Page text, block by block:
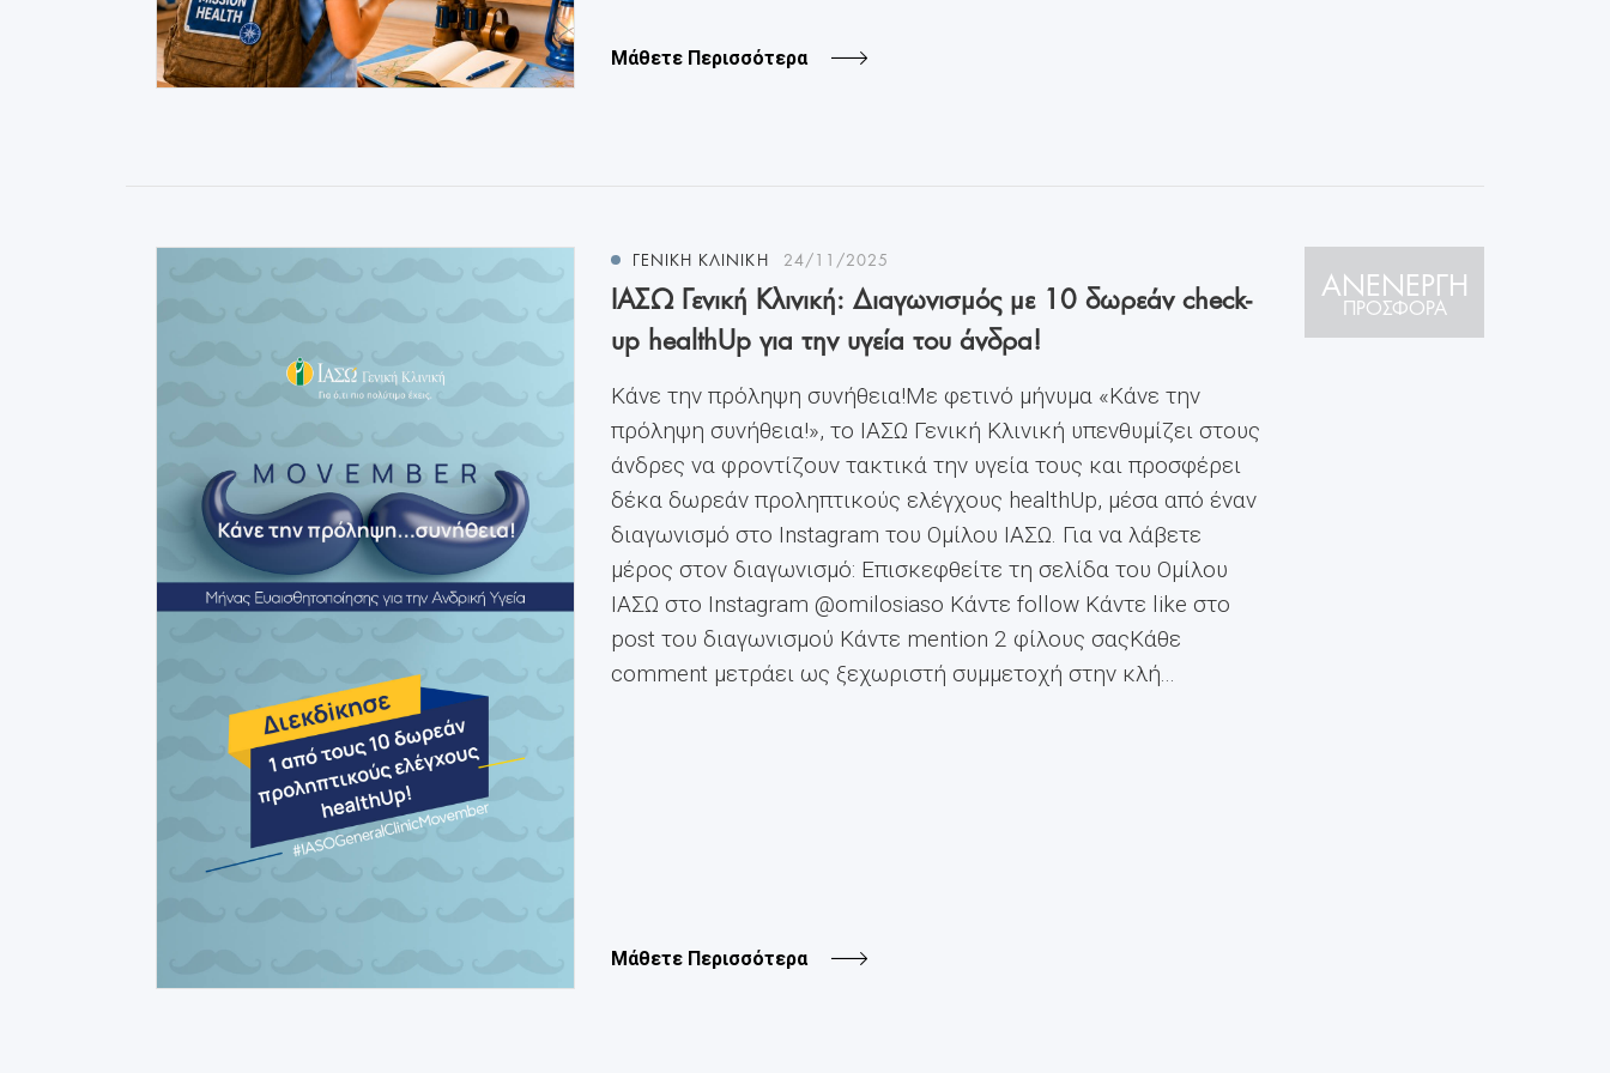
Μάθετε Περισσότερα
ΑΝΕΝΕΡΓΗ
ΠΡΟΣΦΟΡΑ
ΓΕΝΙΚΉ ΚΛΙΝΙΚΉ 24/11/2025
ΙΑΣΩ Γενική Κλινική: Διαγωνισμός με 10 δωρεάν check-
up healthUp για την υγεία του άνδρα!
Κάνε την πρόληψη συνήθεια!Με φετινό μήνυμα «Κάνε την
πρόληψη συνήθεια!», το ΙΑΣΩ Γενική Κλινική υπενθυμίζει στους
άνδρες να φροντίζουν τακτικά την υγεία τους και προσφέρει
δέκα δωρεάν προληπτικούς ελέγχους healthUp, μέσα από έναν
διαγωνισμό στο Instagram του Ομίλου ΙΑΣΩ. Για να λάβετε
μέρος στον διαγωνισμό: Επισκεφθείτε τη σελίδα του Ομίλου
ΙΑΣΩ στο Instagram @omilosiaso Κάντε follow Κάντε like στο
post του διαγωνισμού Κάντε mention 2 φίλους σαςΚάθε
comment μετράει ως ξεχωριστή συμμετοχή στην κλή...
Μάθετε Περισσότερα